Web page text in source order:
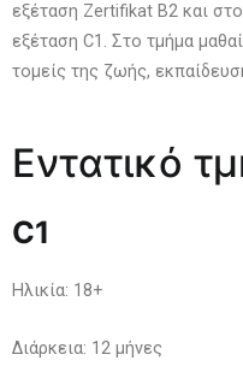
εξέταση Zertifikat B2 και
εξέταση C1. Στο τμήμα
τομείς της ζωής,
Εντατικό
C1
Ηλικία: 18+
Διάρκεια: 12 μήνες